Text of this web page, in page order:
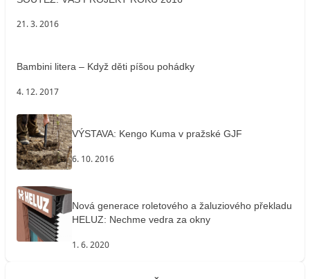
21. 3. 2016
Bambini litera – Když děti píšou pohádky
4. 12. 2017
VÝSTAVA: Kengo Kuma v pražské GJF
6. 10. 2016
Nová generace roletového a žaluziového překladu
HELUZ: Nechme vedra za okny
1. 6. 2020